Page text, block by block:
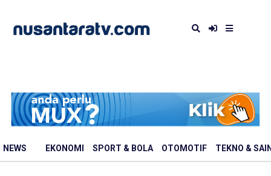
NEWS EKONOMI SPORT & BOLA OTOMOTIF TEKNO &